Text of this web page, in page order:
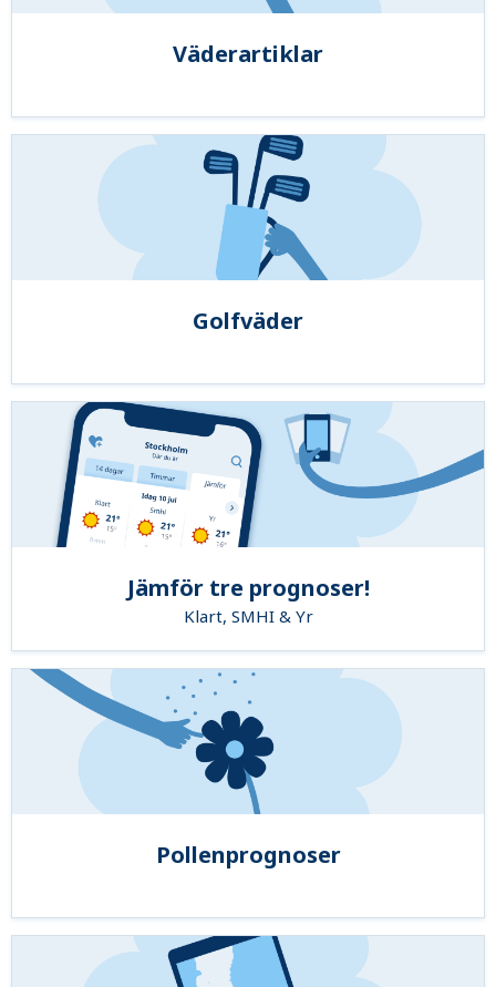
Väderartiklar
Golfväder
Jämför tre prognoser!
Klart, SMHI & Yr
Pollenprognoser